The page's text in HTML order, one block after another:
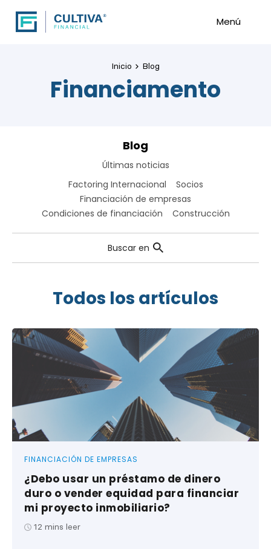
Menú
Inicio Blog
Financiamento
Blog
Últimas noticias
Factoring Internacional
Socios
Financiación de empresas
Condiciones de financiación
Construcción
Buscar en
Todos los artículos
FINANCIACIÓN DE EMPRESAS
¿Debo usar un préstamo de dinero
duro o vender equidad para financiar
mi proyecto inmobiliario?
12 mins leer